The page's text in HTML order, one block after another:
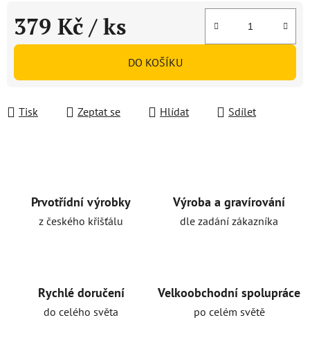
379 Kč / ks
Měrná cena:
DO KOŠÍKU
Tisk Zeptat se Hlídat Sdílet
Prvotřídní výrobky
z českého křišťálu
Výroba a gravírování
dle zadání zákazníka
Rychlé doručení
do celého světa
Velkoobchodní spolupráce
po celém světě